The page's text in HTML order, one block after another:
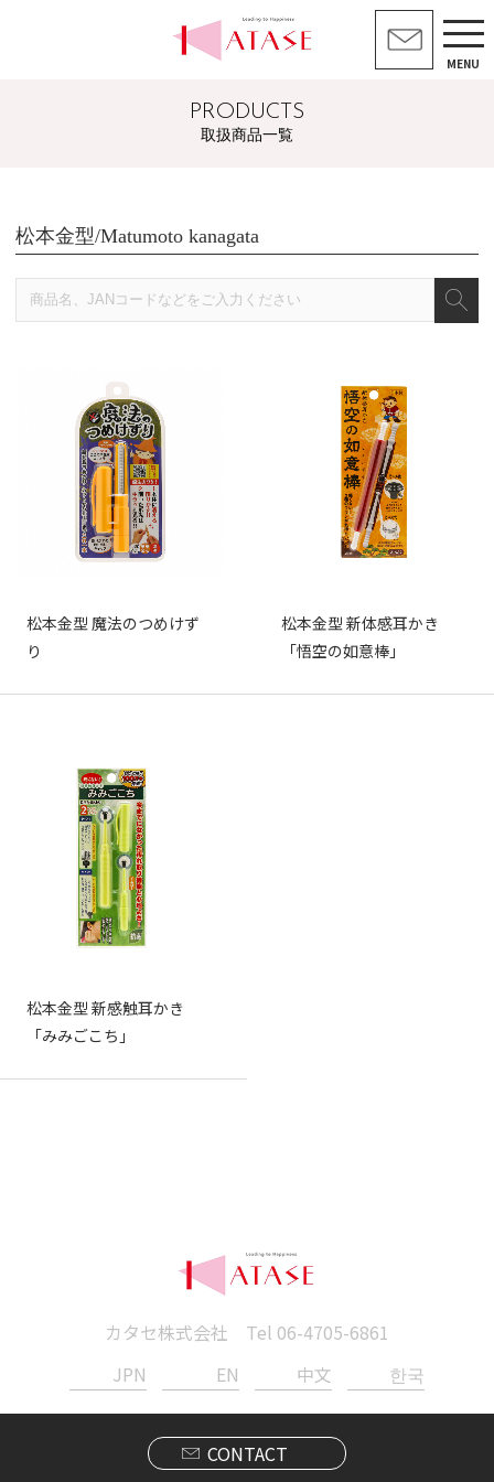
MENU
PRODUCTS
取扱商品一覧
松本金型/Matumoto kanagata
松本金型 魔法のつめけず
り
松本金型 新体感耳かき
「悟空の如意棒」
松本金型 新感触耳かき
「みみごこち」
カタセ株式会社 Tel 06-4705-6861
JPN
EN 中文 한국
CONTACT